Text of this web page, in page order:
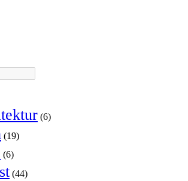
(6)
(19)
(6)
(44)